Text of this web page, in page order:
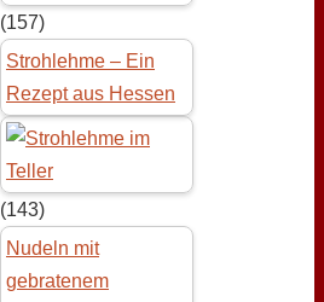
(157)
Strohlehme – Ein
Rezept aus Hessen
(143)
Nudeln mit
gebratenem